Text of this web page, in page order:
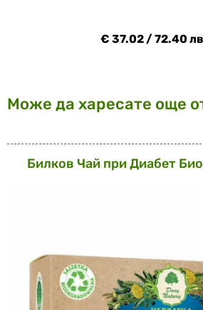
€ 37.02 / 72.40
Може да харесате още
Билков Чай при Диабет